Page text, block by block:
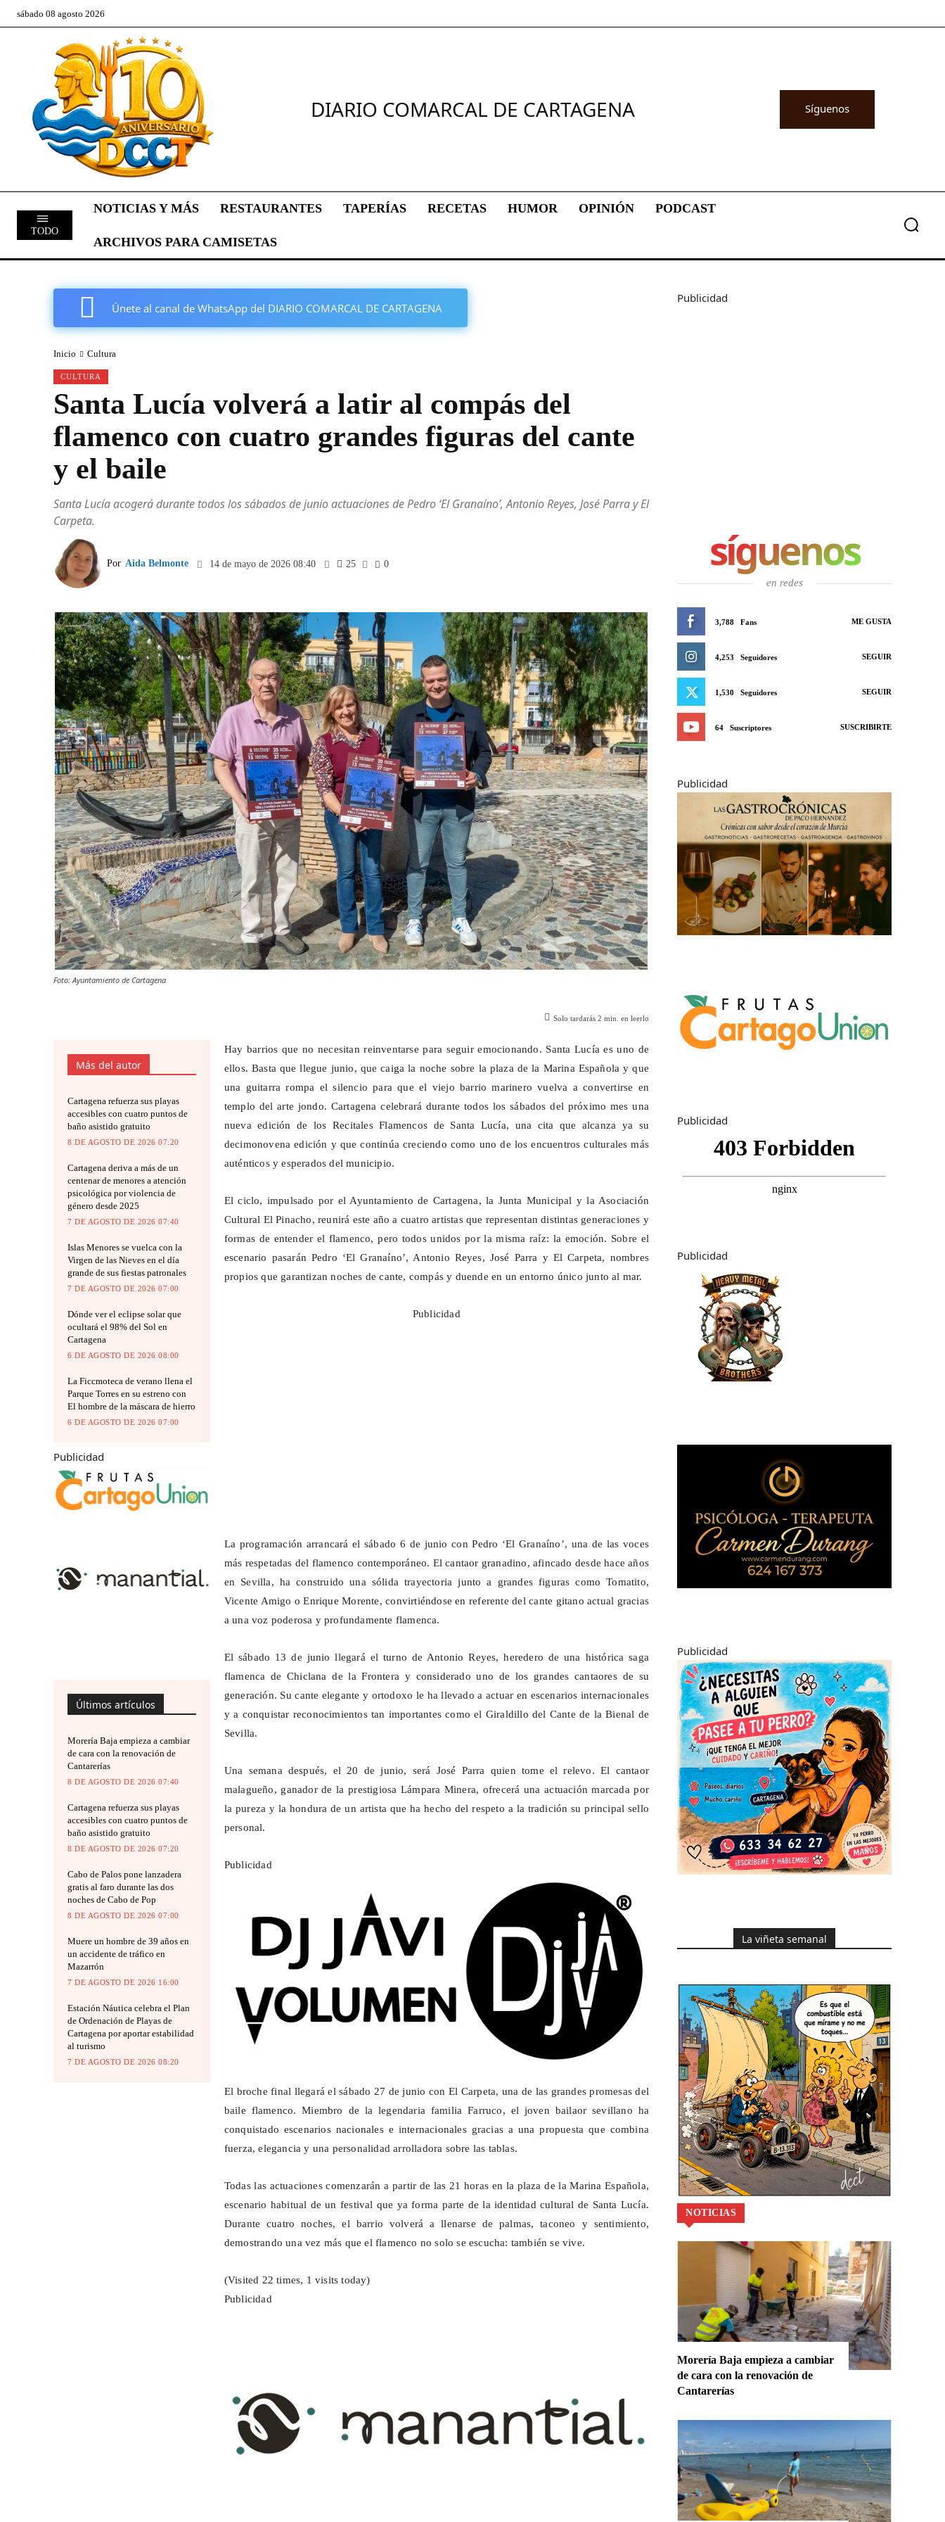
sábado 08 agosto 2026
DIARIO COMARCAL DE CARTAGENA Síguenos
TODO
NOTICIAS Y MÁS RESTAURANTES TAPERÍAS RECETAS HUMOR OPINIÓN PODCAST
ARCHIVOS PARA CAMISETAS
Únete al canal de WhatsApp del DIARIO COMARCAL DE CARTAGENA
Inicio Cultura
CULTURA
Santa Lucía volverá a latir al compás del
flamenco con cuatro grandes figuras del cante
y el baile
Santa Lucía acogerá durante todos los sábados de junio actuaciones de Pedro ‘El Granaíno’, Antonio Reyes, José Parra y El
Carpeta.
Por Aida Belmonte 14 de mayo de 2026 08:40 25 0
Foto: Ayuntamiento de Cartagena
Solo tardarás2 min. en leerlo
Más del autor
Cartagena refuerza sus playas
accesibles con cuatro puntos de
baño asistido gratuito
8 DE AGOSTO DE 2026 07:20
Cartagena deriva a más de un
centenar de menores a atención
psicológica por violencia de
género desde 2025
7 DE AGOSTO DE 2026 07:40
Islas Menores se vuelca con la
Virgen de las Nieves en el día
grande de sus fiestas patronales
7 DE AGOSTO DE 2026 07:00
Dónde ver el eclipse solar que
ocultará el 98% del Sol en
Cartagena
6 DE AGOSTO DE 2026 08:00
La Ficcmoteca de verano llena el
Parque Torres en su estreno con
El hombre de la máscara de hierro
6 DE AGOSTO DE 2026 07:00
Publicidad
Últimos artículos
Morería Baja empieza a cambiar
de cara con la renovación de
Cantarerías
8 DE AGOSTO DE 2026 07:40
Cartagena refuerza sus playas
accesibles con cuatro puntos de
baño asistido gratuito
8 DE AGOSTO DE 2026 07:20
Cabo de Palos pone lanzadera
gratis al faro durante las dos
noches de Cabo de Pop
8 DE AGOSTO DE 2026 07:00
Muere un hombre de 39 años en
un accidente de tráfico en
Mazarrón
7 DE AGOSTO DE 2026 16:00
Estación Náutica celebra el Plan
de Ordenación de Playas de
Cartagena por aportar estabilidad
al turismo
7 DE AGOSTO DE 2026 08:20
Hay barrios que no necesitan reinventarse para seguir emocionando. Santa Lucía es uno de
ellos. Basta que llegue junio, que caiga la noche sobre la plaza de la Marina Española y que
una guitarra rompa el silencio para que el viejo barrio marinero vuelva a convertirse en
templo del arte jondo. Cartagena celebrará durante todos los sábados del próximo mes una
nueva edición de los Recitales Flamencos de Santa Lucía, una cita que alcanza ya su
decimonovena edición y que continúa creciendo como uno de los encuentros culturales más
auténticos y esperados del municipio.
El ciclo, impulsado por el Ayuntamiento de Cartagena, la Junta Municipal y la Asociación
Cultural El Pinacho, reunirá este año a cuatro artistas que representan distintas generaciones y
formas de entender el flamenco, pero todos unidos por la misma raíz: la emoción. Sobre el
escenario pasarán Pedro ‘ElGranaíno’, Antonio Reyes, José Parra y El Carpeta, nombres
propios que garantizan noches de cante, compás y duende en un entorno único junto al mar.
Publicidad
La programación arrancará el sábado 6 de junio con Pedro ‘ElGranaíno’, una de las voces
más respetadas del flamenco contemporáneo. El cantaor granadino, afincado desde hace años
en Sevilla, ha construido una sólida trayectoria junto a grandes figuras como Tomatito,
Vicente Amigo o Enrique Morente, convirtiéndose en referente del cante gitano actual gracias
a una voz poderosa y profundamente flamenca.
El sábado 13 de junio llegará el turno de Antonio Reyes, heredero de una histórica saga
flamenca de Chiclana de la Frontera y considerado uno de los grandes cantaores de su
generación. Su cante elegante y ortodoxo le ha llevado a actuar en escenarios internacionales
y a conquistar reconocimientos tan importantes como el Giraldillo del Cante de la Bienal de
Sevilla.
Una semana después, el 20 de junio, será José Parra quien tome el relevo. El cantaor
malagueño, ganador de la prestigiosa Lámpara Minera, ofrecerá una actuación marcada por
la pureza y la hondura de un artista que ha hecho del respeto a la tradición su principal sello
personal.
Publicidad
El broche final llegará el sábado 27 de junio con El Carpeta, una de las grandes promesas del
baile flamenco. Miembro de la legendaria familia Farruco, el joven bailaor sevillano ha
conquistado escenarios nacionales e internacionales gracias a una propuesta que combina
fuerza, elegancia y una personalidad arrolladora sobre las tablas.
Todas las actuaciones comenzarán a partir de las 21 horas en la plaza de la Marina Española,
escenario habitual de un festival que ya forma parte de la identidad cultural de Santa Lucía.
Durante cuatro noches, el barrio volverá a llenarse de palmas, taconeo y sentimiento,
demostrando una vez más que el flamenco no solo se escucha: también se vive.
(Visited 22 times, 1 visits today)
Publicidad
Publicidad
síguenos
en redes
3,788 Fans ME GUSTA
4,253 Seguidores SEGUIR
1,530 Seguidores SEGUIR
64 Suscriptores SUSCRIBIRTE
Publicidad
Publicidad
Publicidad
Publicidad
La viñeta semanal
NOTICIAS
Morería Baja empieza a cambiar
de cara con la renovación de
Cantarerías